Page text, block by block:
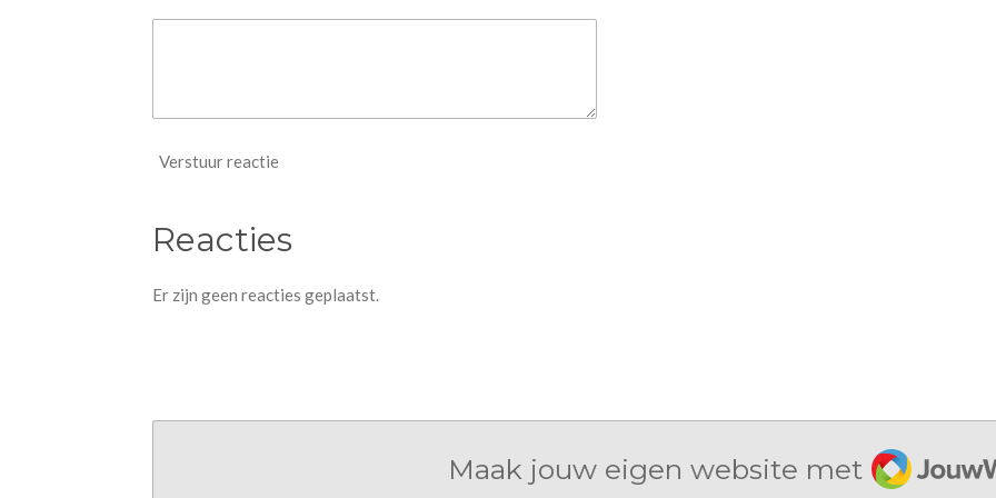
Verstuur reactie
Reacties
Er zijn geen reacties geplaatst.
Maak jouw eigen website met